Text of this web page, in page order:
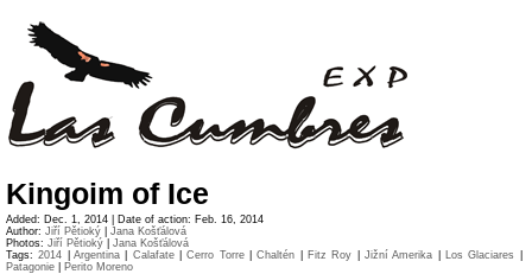
Kingoim of Ice
Added: Dec. 1, 2014 | Date of action: Feb. 16, 2014
Author: Jiří Pětioký
Jana Košťálová
Photos: Jiří Pětioký
Jana Košťálová
Tags:2014 Argentina| Calafate|Cerro Torre|Chaltén Fitz Roy Jižní Amerika Los Glaciares
Patagonie
Perito Moreno